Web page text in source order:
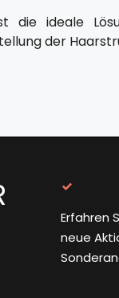
die ideale
der
Erfahren
neue